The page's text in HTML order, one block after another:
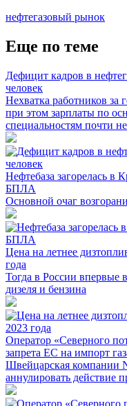
нефтегазовый рынок
Еще по теме
Дефицит кадров в
человек
Нехватка работников за
при этом зарплаты по
специальностям почти
Нефтебаза загорелась в
БПЛА
Основной очаг
Цена на летнее
года
Тогда в России впервые
дизеля и бензина
Оператор «Северного
запрета ЕС на импорт
Швейцарская компании
аннулировать действие